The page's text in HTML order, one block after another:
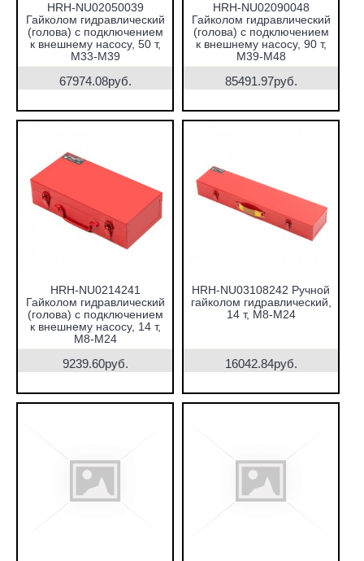
HRH-NU02050039
Гайколом гидравлический
(голова) с подключением
к внешнему насосу, 50 т,
М33-М39
67974.08руб.
HRH-NU02090048
Гайколом гидравлический
(голова) с подключением
к внешнему насосу, 90 т,
М39-М48
85491.97руб.
HRH-NU0214241
Гайколом гидравлический
(голова) с подключением
к внешнему насосу, 14 т,
М8-М24
9239.60руб.
HRH-NU03108242 Ручной
гайколом гидравлический,
14 т, M8-M24
16042.84руб.